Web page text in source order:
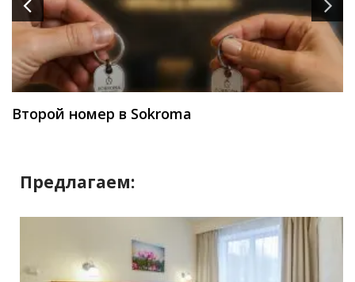
Второй номер в Sokroma
Предлагаем: